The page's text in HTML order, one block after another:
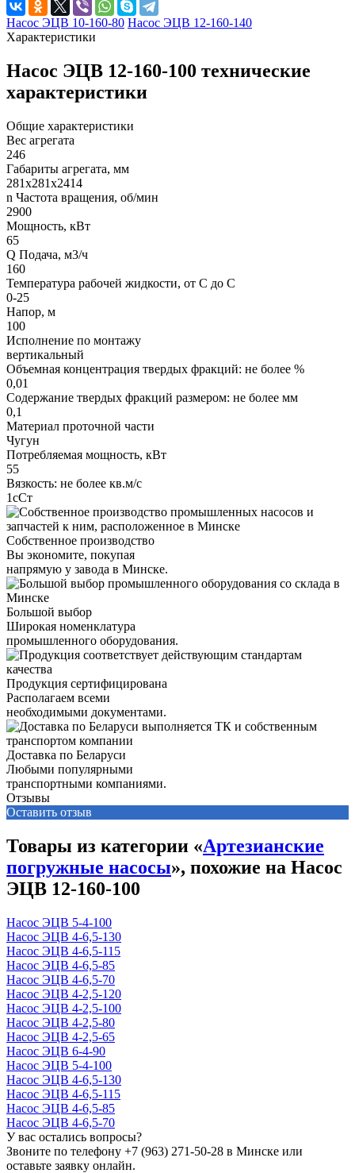
Насос ЭЦВ 10-160-80 Насос ЭЦВ 12-160-140
Характеристики
Насос ЭЦВ 12-160-100 технические
характеристики
Общие характеристики
Вес агрегата
246
Габариты агрегата, мм
281х281х2414
n Частота вращения, об/мин
2900
Мощность, кВт
65
Q Подача, м3/ч
160
Температура рабочей жидкости, от С до С
0-25
Напор, м
100
Исполнение по монтажу
вертикальный
Объемная концентрация твердых фракций: не более %
0,01
Содержание твердых фракций размером: не более мм
0,1
Материал проточной части
Чугун
Потребляемая мощность, кВт
55
Вязкость: не более кв.м/с
1сСт
Собственное производство
Вы экономите, покупая
напрямую у завода в Минске.
Большой выбор
Широкая номенклатура
промышленного оборудования.
Продукция сертифицирована
Располагаем всеми
необходимыми документами.
Доставка по Беларуси
Любыми популярными
транспортными компаниями.
Отзывы
Оставить отзыв
Товары из категории «Артезианские
погружные насосы», похожие на Насос
ЭЦВ 12-160-100
Насос ЭЦВ 5-4-100
Насос ЭЦВ 4-6,5-130
Насос ЭЦВ 4-6,5-115
Насос ЭЦВ 4-6,5-85
Насос ЭЦВ 4-6,5-70
Насос ЭЦВ 4-2,5-120
Насос ЭЦВ 4-2,5-100
Насос ЭЦВ 4-2,5-80
Насос ЭЦВ 4-2,5-65
Насос ЭЦВ 6-4-90
Насос ЭЦВ 5-4-100
Насос ЭЦВ 4-6,5-130
Насос ЭЦВ 4-6,5-115
Насос ЭЦВ 4-6,5-85
Насос ЭЦВ 4-6,5-70
У вас остались вопросы?
Звоните по телефону +7 (963) 271-50-28 в Минске или
оставьте заявку онлайн.